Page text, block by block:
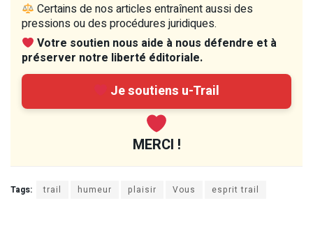
Certains de nos articles entraînent aussi des
pressions ou des procédures juridiques.
Votre soutien nous aide à nous défendre et à
préserver notre liberté éditoriale.
Je soutiens u-Trail
MERCI !
Tags: trail humeur plaisir Vous esprit trail